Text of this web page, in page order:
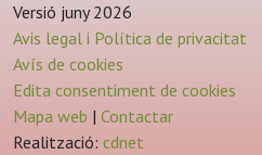
Versió juny 2026
Avis legal i Política de privacitat
Avís de cookies
Edita consentiment de cookies
Mapa web | Contactar
Realització: cdnet